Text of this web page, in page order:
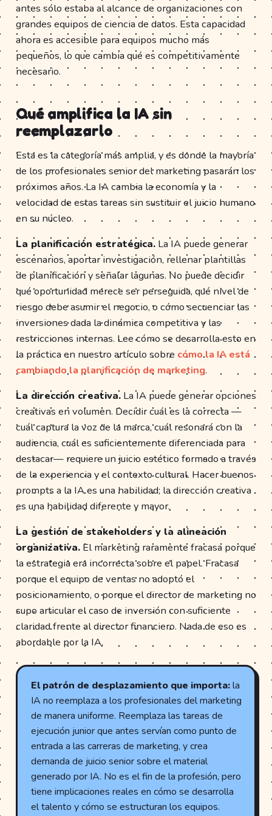
antes sólo estaba al alcance de organizaciones con
grandes equipos de ciencia de datos. Esta capacidad
ahora es accesible para equipos mucho más
pequeños, lo que cambia qué es competitivamente
necesario.
Qué amplifica la IA sin
reemplazarlo
Esta es la categoría más amplia, y es donde la mayoría
de los profesionales senior del marketing pasarán los
próximos años. La IA cambia la economía y la
velocidad de estas tareas sin sustituir el juicio humano
en su núcleo.
La planificación estratégica. La IA puede generar
escenarios, aportar investigación, rellenar plantillas
de planificación y señalar lagunas. No puede decidir
qué oportunidad merece ser perseguida, qué nivel de
riesgo debe asumir el negocio, o cómo secuenciar las
inversiones dada la dinámica competitiva y las
restricciones internas. Lee cómo se desarrolla esto en
la práctica en nuestro artículo sobre cómo la IA está
cambiando la planificación de marketing.
La dirección creativa. La IA puede generar opciones
creativas en volumen. Decidir cuál es la correcta —
cuál captura la voz de la marca, cuál resonará con la
audiencia, cuál es suficientemente diferenciada para
destacar— requiere un juicio estético formado a través
de la experiencia y el contexto cultural. Hacer buenos
prompts a la IA es una habilidad; la dirección creativa
es una habilidad diferente y mayor.
La gestión de stakeholders y la alineación
organizativa. El marketing raramente fracasa porque
la estrategia era incorrecta sobre el papel. Fracasa
porque el equipo de ventas no adoptó el
posicionamiento, o porque el director de marketing no
supo articular el caso de inversión con suficiente
claridad frente al director financiero. Nada de eso es
abordable por la IA.
El patrón de desplazamiento que importa:la
IA no reemplaza a los profesionales del marketing
de manera uniforme. Reemplaza las tareas de
ejecución junior que antes servían como punto de
entrada a las carreras de marketing, y crea
demanda de juicio senior sobre el material
generado por IA. No es el fin de la profesión, pero
tiene implicaciones reales en cómo se desarrolla
el talento y cómo se estructuran los equipos.